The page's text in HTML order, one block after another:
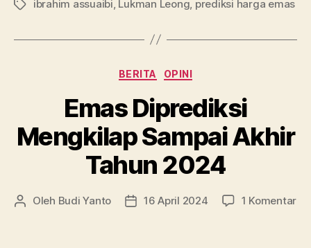
Disebut
Bertahan
Tag ibrahim assuaibi Lukman Leong prediksi harga emas
Kategori
BERITA OPINI
Emas Diprediksi
Mengkilap Sampai Akhir
Tahun 2024
Penulis
Oleh Budi Yanto
Tanggal
16 April 2024 1 Komentar